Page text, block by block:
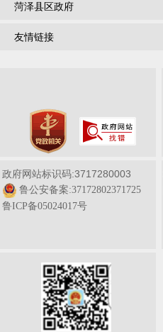
菏泽县区政府
友情链接
政府网站标识码:3717280003
鲁公安备案:37172802371725
鲁ICP备05024017号